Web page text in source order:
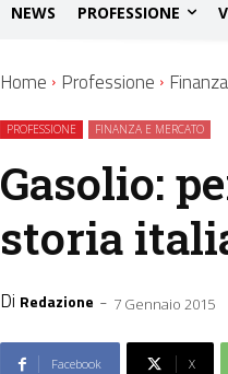
NEWS PROFESSIONE
Home Professione
PROFESSIONE FINANZA E MERCATO
Gasolio:
storia
Di Redazione - 7 Gennaio 2015
Facebook X